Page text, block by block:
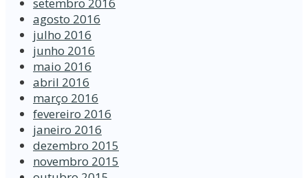
setembro 2016
agosto 2016
julho 2016
junho 2016
maio 2016
abril 2016
março 2016
fevereiro 2016
janeiro 2016
dezembro 2015
novembro 2015